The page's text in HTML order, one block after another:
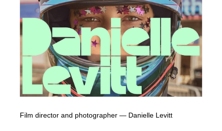
Film director and photographer — Danielle Levitt